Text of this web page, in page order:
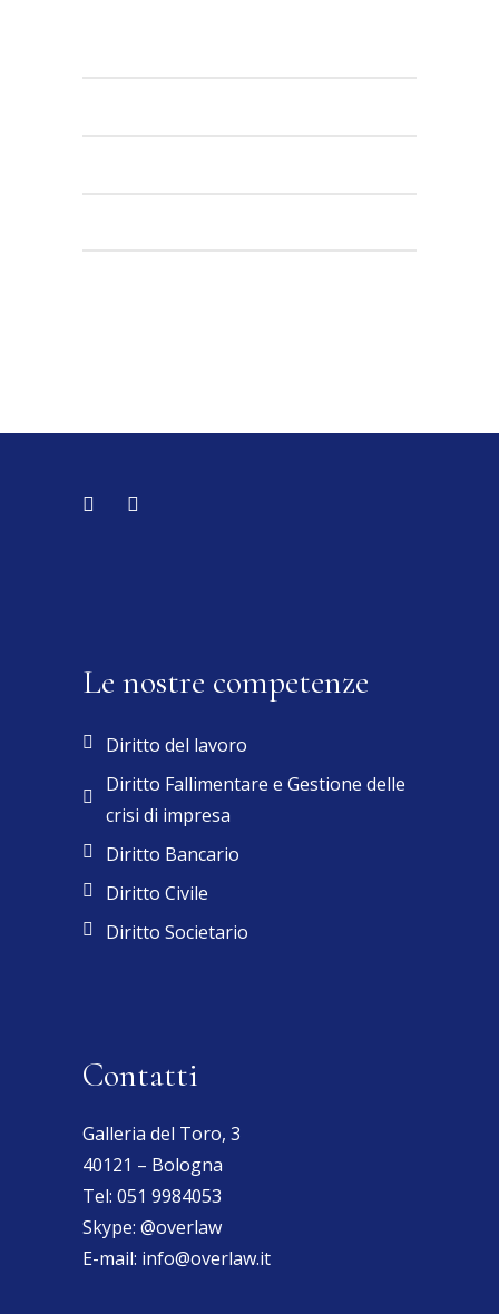
Le nostre competenze
Diritto del lavoro
Diritto Fallimentare e Gestione delle
crisi di impresa
Diritto Bancario
Diritto Civile
Diritto Societario
Contatti
Galleria del Toro, 3
40121 – Bologna
Tel: 051 9984053
Skype: @overlaw
E-mail: info@overlaw.it